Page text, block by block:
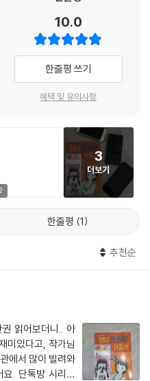
만 한다면!
려 버린다. 당장 나와!”
럼 심장이 쿵쾅거리고 뭔가 불길
려다보았다.
있었다. 그 대신, 내 잠을 깨운 그
가 준비도 제대로 못 했는데! 정신
워 버렸다.
4단계의 방법들은 실행할 시간조
비가 되면 안 되는데.
날부터, 언니 변주리의 스마트폰
다. 엄마가 소개해 주지 않으면 친
자 여름 방학인데도 친구를 사귄
땡땡이치다가 엄마에게 들켜 ‘폰
활성화되어 친구들에게 소외되
를 떠나 처음 마주하는 작은 사회
처음으로 작게 느껴지기도 하고,
서일까. 대화에 참여하기 위해 아
까지 스마트폰을 손에서 놓지 않
만한 연애를 하는 주리를 통해서,
들은 스마트폰 속 세상과 달리,
격태격해도 위기의 순간에는 사
든든한 가족이 있다는 사실을 확
10.0
한줄평 쓰기
혜택 및 유의사항
3
더보기
한줄평 1
추천순
읽어보더니.. 아
에서 많이 빌려와
즈